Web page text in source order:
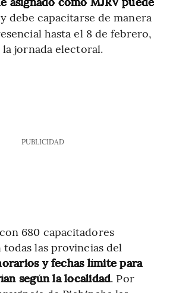
y debe capacitarse de manera
hasta el 8 de febrero,
jornada electoral.
PUBLICIDAD
680 capacitadores
todas las provincias del
y fechas límite para
según la localidad. Por